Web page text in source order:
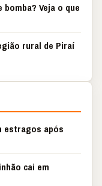
Veja o que
rural de Piraí
estragos após
cai em